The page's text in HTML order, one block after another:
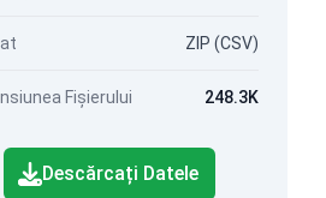
ZIP (CSV)
Fișierului 248.3K
Descărcați Datele